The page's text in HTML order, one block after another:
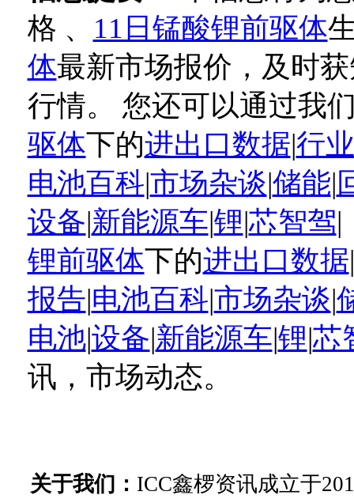
格 、 11日锰酸锂前驱体
体最新市场报价，及时
行情。 您还可以通过我
驱体下的进出口数据|行
电池百科|市场杂谈|储能|
设备|新能源车|锂|芯智驾|
锂前驱体下的进出口数据|
报告|电池百科|市场杂谈|
电池|设备|新能源车|锂|芯
讯，市场动态。
关于我们： ICC鑫椤资讯成立于